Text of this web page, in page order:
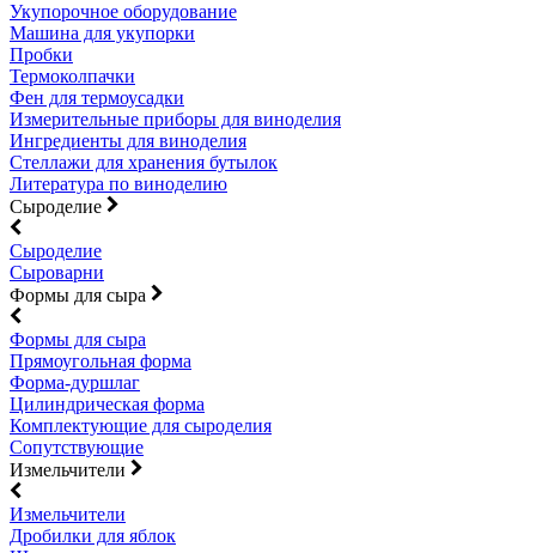
Укупорочное оборудование
Машина для укупорки
Пробки
Термоколпачки
Фен для термоусадки
Измерительные приборы для виноделия
Ингредиенты для виноделия
Стеллажи для хранения бутылок
Литература по виноделию
Сыроделие
Сыроделие
Сыроварни
Формы для сыра
Формы для сыра
Прямоугольная форма
Форма-дуршлаг
Цилиндрическая форма
Комплектующие для сыроделия
Сопутствующие
Измельчители
Измельчители
Дробилки для яблок